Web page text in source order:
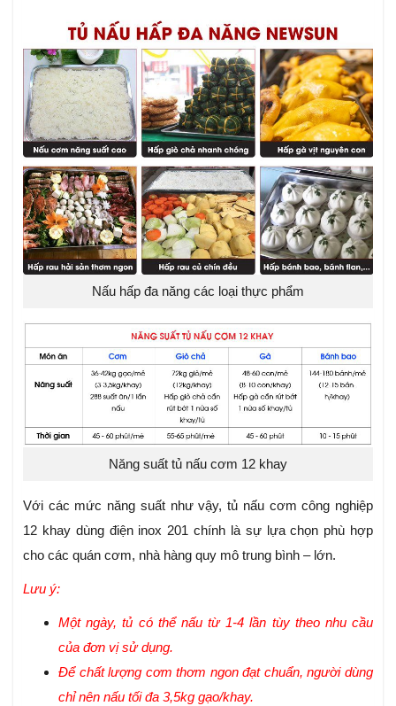
Nấu hấp đa năng các loại thực phẩm
Năng suất tủ nấu cơm 12 khay
Với các mức năng suất như vậy, tủ nấu cơm công nghiệp
12 khay dùng điện inox 201 chính là sự lựa chọn phù hợp
cho các quán cơm, nhà hàng quy mô trung bình – lớn.
Lưu ý:
Một ngày, tủ có thể nấu từ 1-4 lần tùy theo nhu cầu
của đơn vị sử dụng.
Để chất lượng cơm thơm ngon đạt chuẩn, người dùng
chỉ nên nấu tối đa 3,5kg gạo/khay.